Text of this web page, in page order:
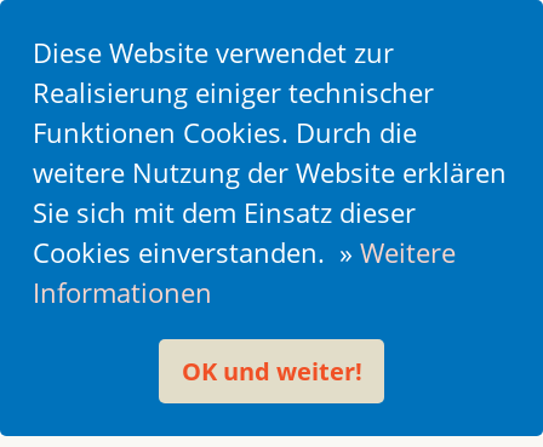
Diese Website verwendet zur
Realisierung einiger technischer
Funktionen Cookies. Durch die
weitere Nutzung der Website erklären
Sie sich mit dem Einsatz dieser
Cookies einverstanden. » Weitere
Informationen
OK und weiter!